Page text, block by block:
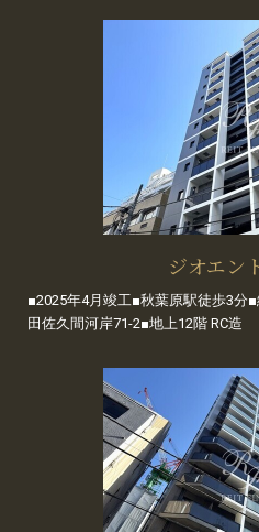
ジオエン
■2025年4月竣工■秋葉原駅徒歩3分
田佐久間河岸71-2■地上12階 RC造